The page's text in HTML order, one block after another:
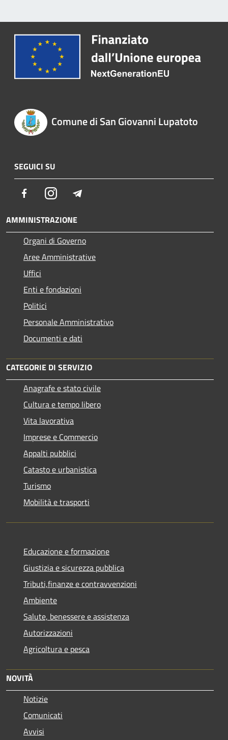
Comune di San Giovanni Lupatoto
SEGUICI SU
FacebookInstagram
AMMINISTRAZIONE
Organi di Governo
Aree Amministrative
Uffici
Enti e fondazioni
Politici
Personale Amministrativo
Documenti e dati
CATEGORIE DI SERVIZIO
Anagrafe e stato civile
Cultura e tempo libero
Vita lavorativa
Imprese e Commercio
Appalti pubblici
Catasto e urbanistica
Turismo
Mobilità e trasporti
Educazione e formazione
Giustizia e sicurezza pubblica
Tributi,finanze e contravvenzioni
Ambiente
Salute, benessere e assistenza
Autorizzazioni
Agricoltura e pesca
NOVITÀ
Notizie
Comunicati
Avvisi